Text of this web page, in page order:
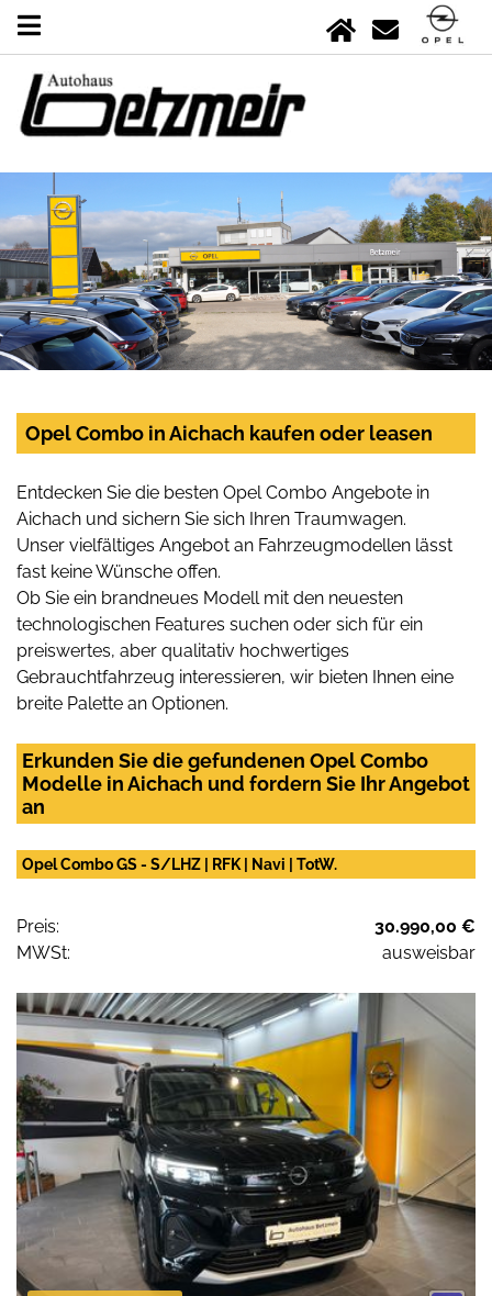
Opel Combo in Aichach kaufen oder leasen
Entdecken Sie die besten Opel Combo Angebote in
Aichach und sichern Sie sich Ihren Traumwagen.
Unser vielfältiges Angebot an Fahrzeugmodellen lässt
fast keine Wünsche offen.
Ob Sie ein brandneues Modell mit den neuesten
technologischen Features suchen oder sich für ein
preiswertes, aber qualitativ hochwertiges
Gebrauchtfahrzeug interessieren, wir bieten Ihnen eine
breite Palette an Optionen.
Erkunden Sie die gefundenen Opel Combo
Modelle in Aichach und fordern Sie Ihr Angebot
an
Opel Combo GS - S/LHZ | RFK | Navi | TotW.
Preis:
30.990,00 €
MWSt:
ausweisbar